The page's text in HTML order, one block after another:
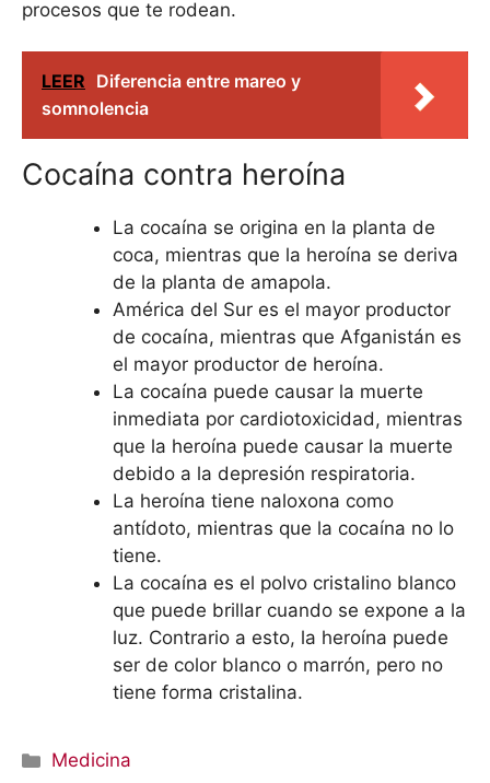
procesos que te rodean.
LEER Diferencia entre mareo y
somnolencia
Cocaína contra heroína
La cocaína se origina en la planta de
coca, mientras que la heroína se deriva
de la planta de amapola.
América del Sur es el mayor productor
de cocaína, mientras que Afganistán es
el mayor productor de heroína.
La cocaína puede causar la muerte
inmediata por cardiotoxicidad, mientras
que la heroína puede causar la muerte
debido a la depresión respiratoria.
La heroína tiene naloxona como
antídoto, mientras que la cocaína no lo
tiene.
La cocaína es el polvo cristalino blanco
que puede brillar cuando se expone a la
luz. Contrario a esto, la heroína puede
ser de color blanco o marrón, pero no
tiene forma cristalina.
Categorías
Medicina